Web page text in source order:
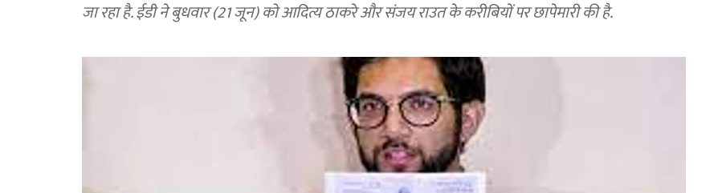
जा रहा है. ईडी ने बुधवार (21 जून) को आदित्य ठाकरे और संजय राउत के करीबियों पर छापेमारी की है.